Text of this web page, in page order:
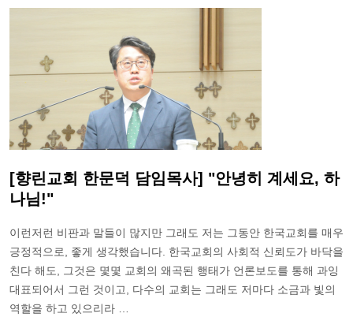
[향린교회 한문덕 담임목사] "안녕히 계세요, 하
나님!"
이런저런 비판과 말들이 많지만 그래도 저는 그동안 한국교회를 매우
긍정적으로, 좋게 생각했습니다. 한국교회의 사회적 신뢰도가 바닥을
친다 해도, 그것은 몇몇 교회의 왜곡된 행태가 언론보도를 통해 과잉
대표되어서 그런 것이고, 다수의 교회는 그래도 저마다 소금과 빛의
역할을 하고 있으리라 …